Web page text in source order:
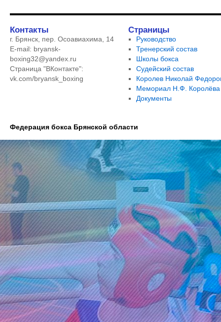
Контакты
г. Брянск, пер. Осоавиахима, 14
E-mail: bryansk-
boxing32@yandex.ru
Страница "ВКонтакте":
vk.com/bryansk_boxing
Страницы
Руководство
Тренерский состав
Школы бокса
Судейский состав
Королев Николай
Мемориал Н.Ф. Королёва
Документы
Федерация бокса Брянской области